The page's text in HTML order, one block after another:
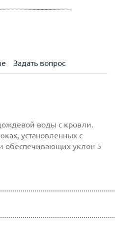
Задать вопрос
воды с кровли.
установленных с
обеспечивающих уклон 5